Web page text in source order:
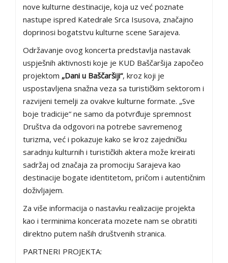
nove kulturne destinacije, koja uz već poznate
nastupe ispred Katedrale Srca Isusova, značajno
doprinosi bogatstvu kulturne scene Sarajeva.
Održavanje ovog koncerta predstavlja nastavak
uspješnih aktivnosti koje je KUD Baščaršija započeo
projektom „Dani u Baščaršiji“, kroz koji je
uspostavljena snažna veza sa turističkim sektorom i
razvijeni temelji za ovakve kulturne formate. „Sve
boje tradicije“ ne samo da potvrđuje spremnost
Društva da odgovori na potrebe savremenog
turizma, već i pokazuje kako se kroz zajedničku
saradnju kulturnih i turističkih aktera može kreirati
sadržaj od značaja za promociju Sarajeva kao
destinacije bogate identitetom, pričom i autentičnim
doživljajem.
Za više informacija o nastavku realizacije projekta
kao i terminima koncerata mozete nam se obratiti
direktno putem naših društvenih stranica.
PARTNERI PROJEKTA: